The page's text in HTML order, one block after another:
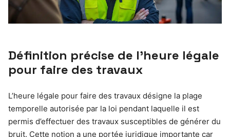
Définition précise de l’heure légale
pour faire des travaux
L’heure légale pour faire des travaux désigne la plage
temporelle autorisée par la loi pendant laquelle il est
permis d’effectuer des travaux susceptibles de générer du
bruit. Cette notion a une portée juridique importante car